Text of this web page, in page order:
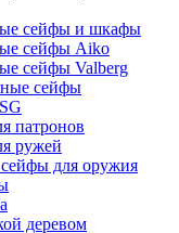
сейфы и шкафы
сейфы Aiko
сейфы Valberg
сейфы
патронов
ружей
для оружия
деревом